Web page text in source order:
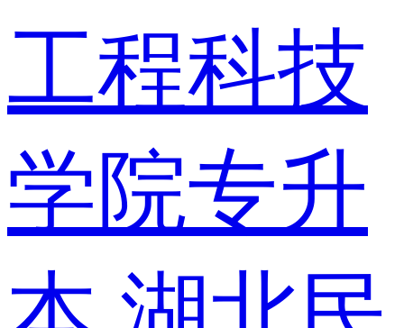
工程科技
学院专升